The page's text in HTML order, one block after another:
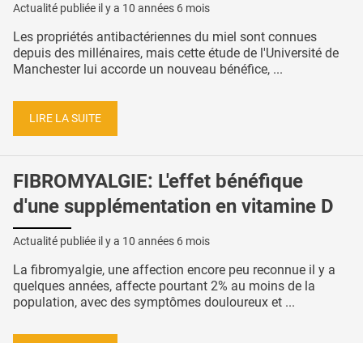
Actualité publiée il y a 10 années 6 mois
Les propriétés antibactériennes du miel sont connues
depuis des millénaires, mais cette étude de l'Université de
Manchester lui accorde un nouveau bénéfice, ...
LIRE LA SUITE
FIBROMYALGIE: L'effet bénéfique
d'une supplémentation en vitamine D
Actualité publiée il y a 10 années 6 mois
La fibromyalgie, une affection encore peu reconnue il y a
quelques années, affecte pourtant 2% au moins de la
population, avec des symptômes douloureux et ...